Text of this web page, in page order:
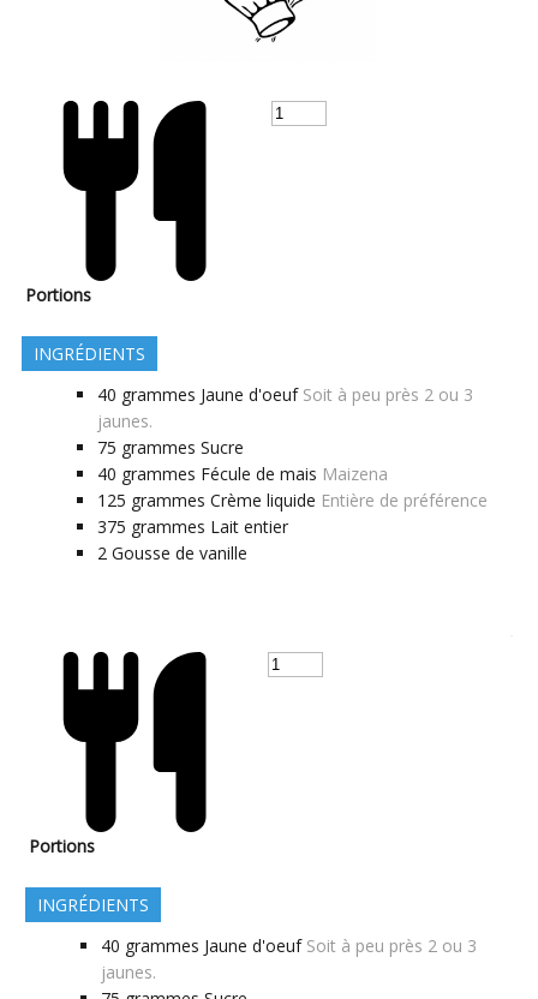
Portions
INGRÉDIENTS
40 grammes Jaune d'oeuf Soit à peu près 2 ou 3
jaunes.
75 grammes Sucre
40 grammes Fécule de mais Maizena
125 grammes Crème liquide Entière de préférence
375 grammes Lait entier
2 Gousse de vanille
Portions
INGRÉDIENTS
40 grammes Jaune d'oeuf Soit à peu près 2 ou 3
jaunes.